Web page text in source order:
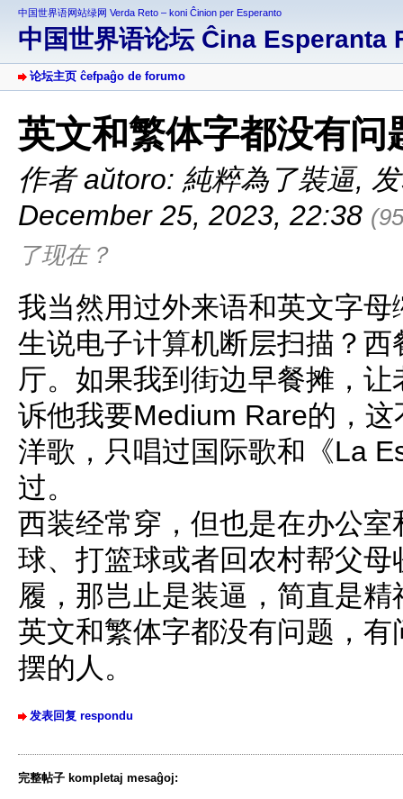
中国世界语网站绿网 Verda Reto – koni Ĉinion per Esperanto
中国世界语论坛 Ĉina Esperanta
论坛主页 ĉefpaĝo de forumo
英文和繁体字都没有问
作者 aŭtoro: 純粹為了裝逼,
December 25, 2023, 22:38
了现在？
我当然用过外来语和英文字
生说电子计算机断层扫描？
厅。如果我到街边早餐摊，
诉他我要Medium Rare的，
洋歌，只唱过国际歌和《La
过。
西装经常穿，但也是在办公
球、打篮球或者回农村帮父
履，那岂止是装逼，简直是精
英文和繁体字都没有问题，
摆的人。
发表回复 respondu
完整帖子 kompletaj mesaĝoj: